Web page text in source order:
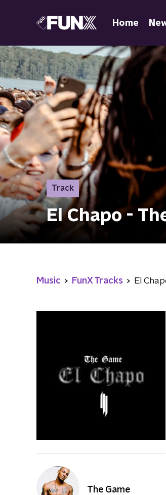
Home
Track
El Chapo -
Music FunX Tracks El
The Game